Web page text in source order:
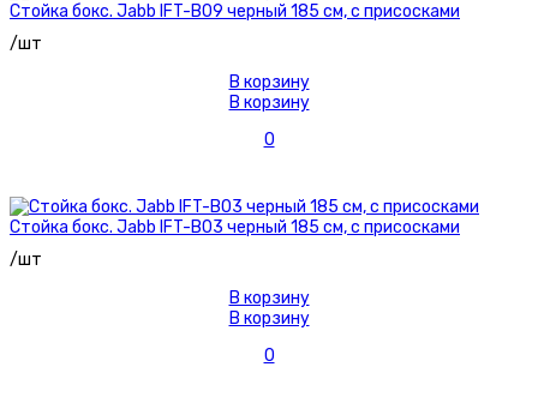
Стойка бокс. Jabb IFT-B09 черный 185 см, с присосками
/шт
В корзину
В корзину
0
Стойка бокс. Jabb IFT-B03 черный 185 см, с присосками
/шт
В корзину
В корзину
0